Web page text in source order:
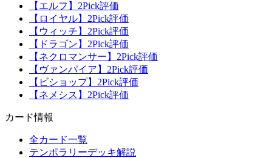
【エルフ】2Pick評価
【ロイヤル】2Pick評価
【ウィッチ】2Pick評価
【ドラゴン】2Pick評価
【ネクロマンサー】2Pick評価
【ヴァンパイア】2Pick評価
【ビショップ】2Pick評価
【ネメシス】2Pick評価
カード情報
全カード一覧
テンポラリーデッキ解説